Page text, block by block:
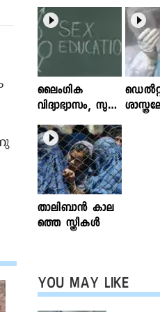
ലൈംഗിക
വിദ്യാഭ്യാസം, സുര
ക്ഷിതവും അ
ല്ലാത്തതുമായ സ്പ
ര്‍ശനങ്ങള്‍; ഇ
ന്‍ഫോക്ലിനിക്ക്
ലേഖനം
വായിക്കാം
താലിബാന്‍ കാല
ത്തെ സ്ത്രീകള്‍
YOU MAY LIKE